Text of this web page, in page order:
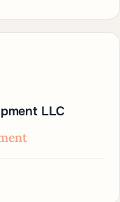
LLC